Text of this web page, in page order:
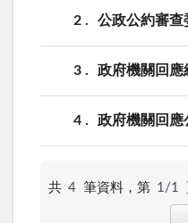
2 公政公約審查
3 政府機關回應
4 政府機關回應
共 4 筆資料，第 1/1